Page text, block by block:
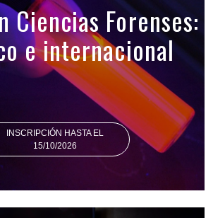
Ciencias Forenses:
e internacional
INSCRIPCIÓN HASTA EL
15/10/2026